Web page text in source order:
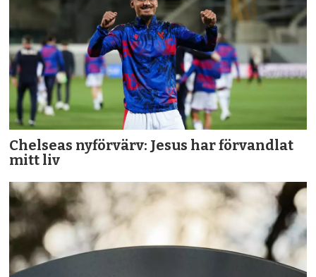
Chelseas nyförvärv: Jesus har förvandlat
mitt liv